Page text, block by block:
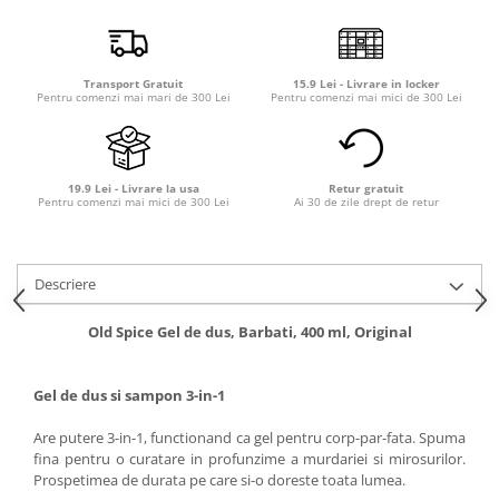
Transport Gratuit
Pentru comenzi mai mari de 300 Lei
15.9 Lei - Livrare in locker
Pentru comenzi mai mici de 300 Lei
19.9 Lei - Livrare la usa
Pentru comenzi mai mici de 300 Lei
Retur gratuit
Ai 30 de zile drept de retur
Descriere
Old Spice Gel de dus, Barbati, 400 ml, Original
Gel de dus si sampon 3-in-1
Are putere 3-in-1, functionand ca gel pentru corp-par-fata. Spuma
fina pentru o curatare in profunzime a murdariei si mirosurilor.
Prospetimea de durata pe care si-o doreste toata lumea.